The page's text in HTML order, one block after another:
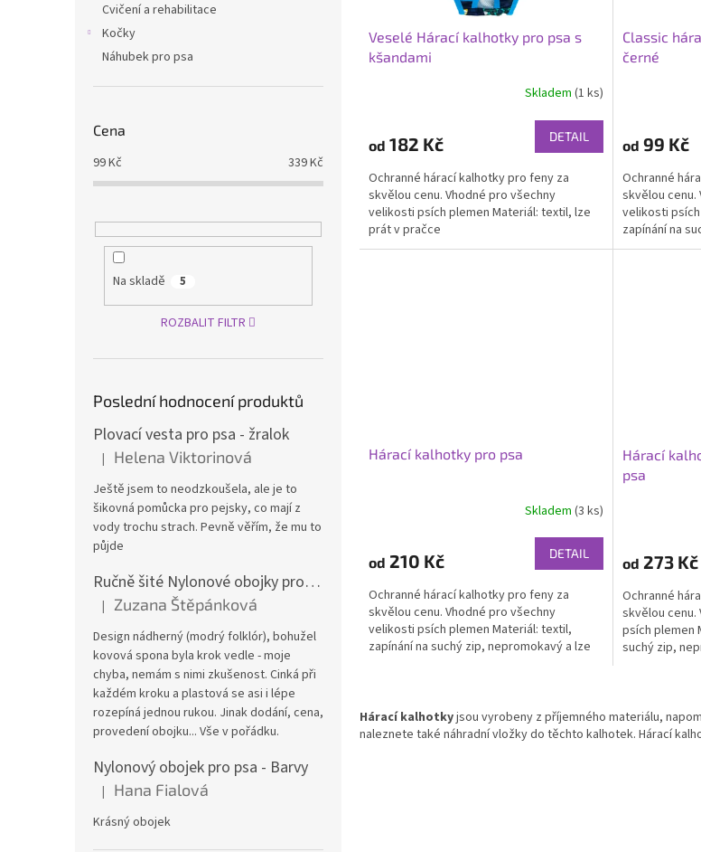
Cvičení a rehabilitace
Kočky
Náhubek pro psa
Cena
99Kč 339Kč
Na skladě 5
ROZBALIT FILTR
Poslední hodnocení produktů
Plovací vesta pro psa - žralok
Hodnocení produktu je 5 z 5 hvězdiček.
| Helena Viktorinová
Ještě jsem to neodzkoušela, ale je to
šikovná pomůcka pro pejsky, co mají z
vody trochu strach. Pevně věřím, že mu to
půjde
Ručně šité Nylonové obojky pro psa
Hodnocení produktu je 4 z 5 hvězdiček.
| Zuzana Štěpánková
Design nádherný (modrý folklór), bohužel
kovová spona byla krok vedle - moje
chyba, nemám s nimi zkušenost. Cinká při
každém kroku a plastová se asi i lépe
rozepíná jednou rukou. Jinak dodání, cena,
provedení obojku... Vše v pořádku.
Nylonový obojek pro psa - Barvy
Hodnocení produktu je 5 z 5 hvězdiček.
| Hana Fialová
Krásný obojek
Veselé Hárací kalhotky pro psa s
kšandami
je
z
5
hvězdiček.
Skladem (1 ks)
od 182 Kč DETAIL
Ochranné hárací kalhotky pro feny za
skvělou cenu. Vhodné pro všechny
velikosti psích plemen Materiál: textil, lze
prát v pračce
Classic
černé
od 99 Kč
Ochranné
skvělou cenu.
velikosti
zapínání na
prát v pračce
Hárací kalhotky pro psa
Skladem (3 ks)
od 210 Kč DETAIL
Ochranné hárací kalhotky pro feny za
skvělou cenu. Vhodné pro všechny
velikosti psích plemen Materiál: textil,
zapínání na suchý zip, nepromokavý a lze
Hárací
psa
od 273 Kč
Ochranné
skvělou
psích plemen
suchý zip,
Hárací kalhotkyjsou vyrobeny z příjemného materiálu,
naleznete také náhradní vložky do těchto kalhotek. Hárací